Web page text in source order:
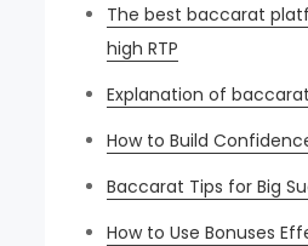
The best baccarat
high RTP
Explanation of
How to Build
Baccarat Tips for Big
How to Use Bonuses